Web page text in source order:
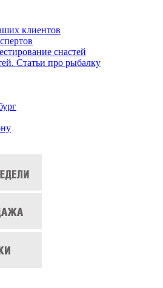
клиентов
снастей
Статьи про рыбалку